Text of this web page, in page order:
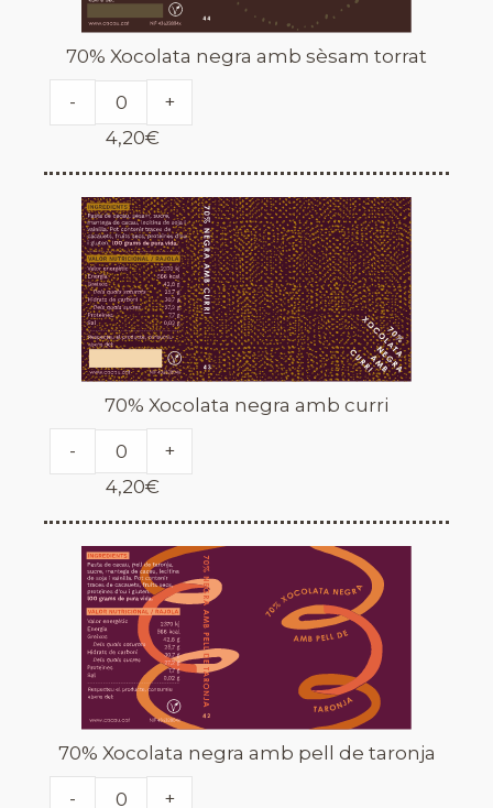
70% Xocolata negra amb sèsam torrat
-
+
4,20€
70% Xocolata negra amb curri
-
+
4,20€
70% Xocolata negra amb pell de taronja
-
+